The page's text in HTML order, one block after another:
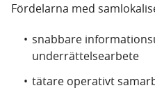
Fördelarna med
snabbare
underrättelsearbete
tätare operativt